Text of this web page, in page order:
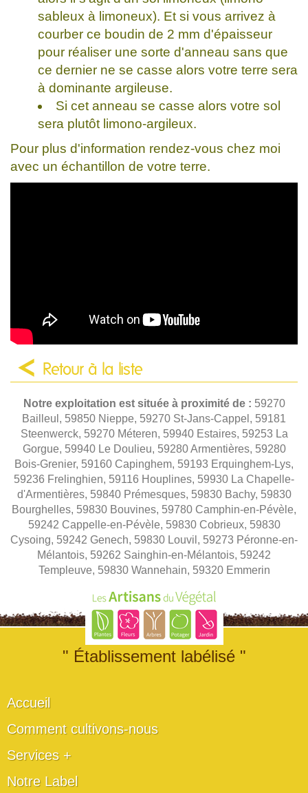
sableux à limoneux). Et si vous arrivez à
courber ce boudin de 2 mm d'épaisseur
pour réaliser une sorte d'anneau sans que
ce dernier ne se casse alors votre terre sera
à dominante argileuse.
Si cet anneau se casse alors votre sol
sera plutôt limono-argileux.
Pour plus d'information rendez-vous chez moi
avec un échantillon de votre terre.
Retour à la liste
Notre exploitation est située à proximité de : 59270
Bailleul, 59850 Nieppe, 59270 St-Jans-Cappel, 59181
Steenwerck, 59270 Méteren, 59940 Estaires, 59253 La
Gorgue, 59940 Le Doulieu, 59280 Armentières, 59280
Bois-Grenier, 59160 Capinghem, 59193 Erquinghem-Lys,
59236 Frelinghien, 59116 Houplines, 59930 La Chapelle-
d'Armentières, 59840 Prémesques, 59830 Bachy, 59830
Bourghelles, 59830 Bouvines, 59780 Camphin-en-Pévèle,
59242 Cappelle-en-Pévèle, 59830 Cobrieux, 59830
Cysoing, 59242 Genech, 59830 Louvil, 59273 Péronne-en-
Mélantois, 59262 Sainghin-en-Mélantois, 59242
Templeuve, 59830 Wannehain, 59320 Emmerin
" Établissement labélisé "
Accueil
Comment cultivons-nous
Services +
Notre Label